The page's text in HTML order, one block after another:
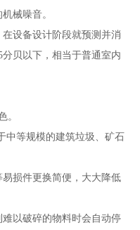
械噪音。
设备设计阶段就预测并消
贝以下，相当于普通室内
。
中等规模的建筑垃圾、矿石
损件更换简便，大大降低
以破碎的物料时会自动停